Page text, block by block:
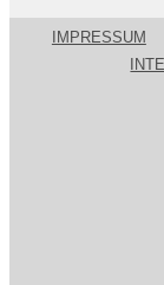
IMPRESSUM